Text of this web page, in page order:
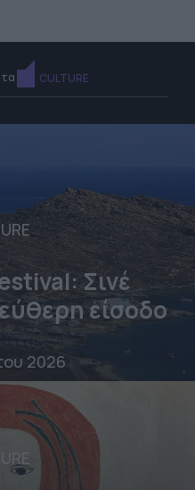
CULTURE
Σινέ
είσοδο
2026